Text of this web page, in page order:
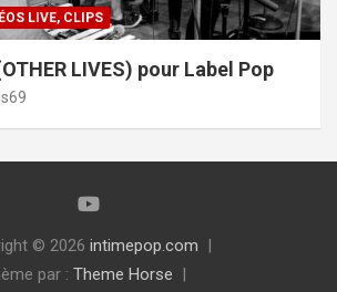
LIVE, CLIPS
LIVES) pour Label Pop
© 2026 intimepop.com
par : Theme Horse